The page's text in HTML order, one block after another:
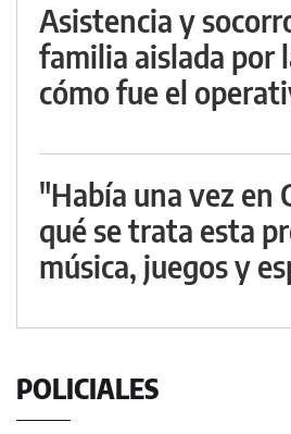
Asistencia y
familia aislada por
cómo fue el
"Había una vez en
qué se trata esta
música, juegos y
POLICIALES